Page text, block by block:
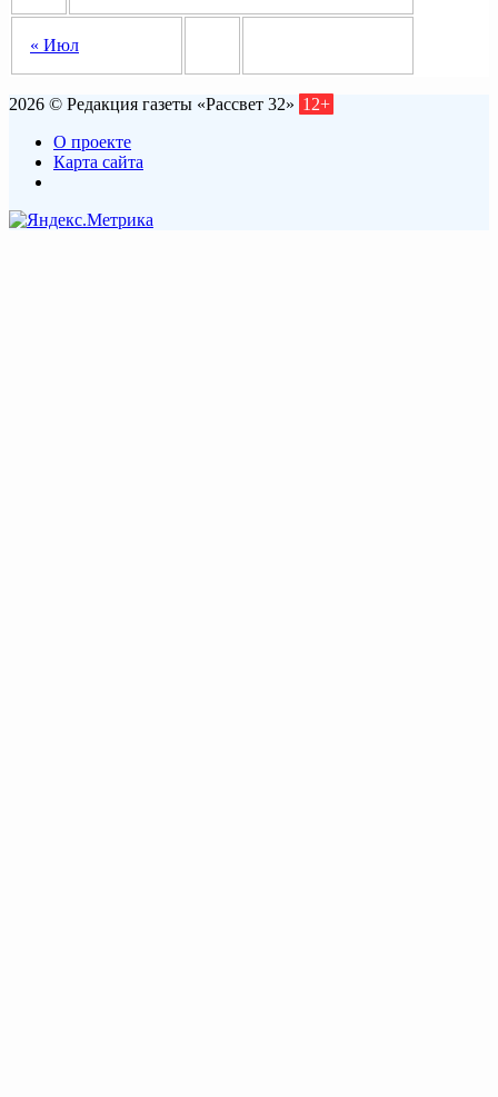
« Июл
2026 © Редакция газеты «Рассвет 32» 12+
О проекте
Карта сайта